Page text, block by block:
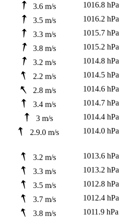
3.6 m/s
1016.8 hPa
3.5 m/s
1016.2 hPa
3.3 m/s
1015.7 hPa
3.8 m/s
1015.2 hPa
3.2 m/s
1014.8 hPa
2.2 m/s
1014.5 hPa
2.8 m/s
1014.6 hPa
3.4 m/s
1014.7 hPa
3 m/s
1014.4 hPa
2.9.0 m/s
1014.0 hPa
3.2 m/s
1013.6 hPa
3.3 m/s
1013.2 hPa
3.5 m/s
1012.8 hPa
3.7 m/s
1012.4 hPa
3.8 m/s
1011.9 hPa